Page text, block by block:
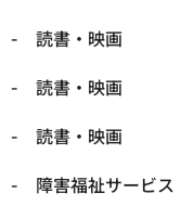
読書・映画
読書・映画
読書・映画
障害福祉サービス